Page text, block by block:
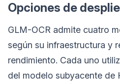
Opciones de
GLM-OCR admite cuatro
según su infraestructura y
rendimiento. Cada uno
del modelo subyacente de